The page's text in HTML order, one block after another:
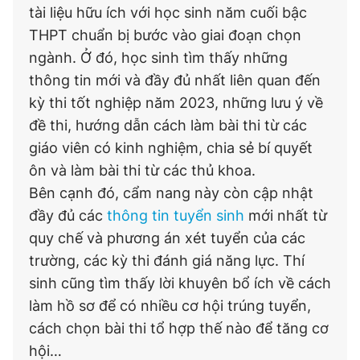
tài liệu hữu ích với học sinh năm cuối bậc
THPT chuẩn bị bước vào giai đoạn chọn
ngành. Ở đó, học sinh tìm thấy những
thông tin mới và đầy đủ nhất liên quan đến
kỳ thi tốt nghiệp năm 2023, những lưu ý về
đề thi, hướng dẫn cách làm bài thi từ các
giáo viên có kinh nghiệm, chia sẻ bí quyết
ôn và làm bài thi từ các thủ khoa.
Bên cạnh đó, cẩm nang này còn cập nhật
đầy đủ các thông tin tuyển sinh mới nhất từ
quy chế và phương án xét tuyển của các
trường, các kỳ thi đánh giá năng lực. Thí
sinh cũng tìm thấy lời khuyên bổ ích về cách
làm hồ sơ để có nhiều cơ hội trúng tuyển,
cách chọn bài thi tổ hợp thế nào để tăng cơ
hội…